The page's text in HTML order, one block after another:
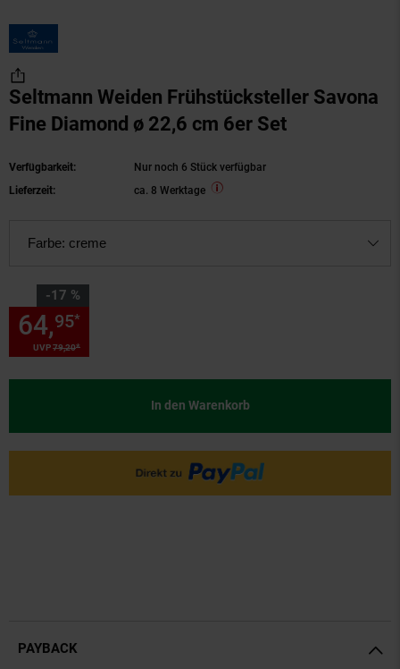
Seltmann Weiden Frühstücksteller Savona
Fine Diamond ø 22,6 cm 6er Set
Verfügbarkeit:
Nur noch 6 Stück verfügbar
Lieferzeit:
ca. 8 Werktage
Farbe: creme
-17 %
Sie Sparen 17 Prozent,
UVP79,20*
64,95*
In den Warenkorb
PAYBACK